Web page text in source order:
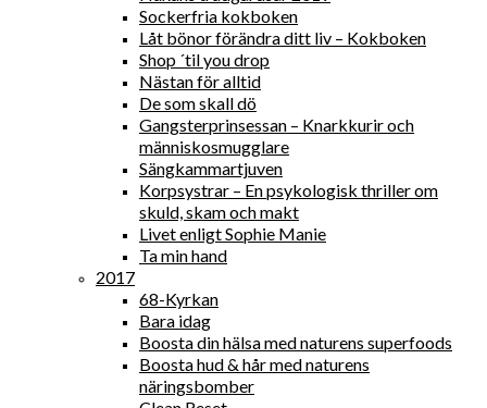
Sockerfria kokboken
Låt bönor förändra ditt liv – Kokboken
Shop ´til you drop
Nästan för alltid
De som skall dö
Gangsterprinsessan – Knarkkurir och
människosmugglare
Sängkammartjuven
Korpsystrar – En psykologisk thriller om
skuld, skam och makt
Livet enligt Sophie Manie
Ta min hand
2017
68-Kyrkan
Bara idag
Boosta din hälsa med naturens superfoods
Boosta hud & hår med naturens
näringsbomber